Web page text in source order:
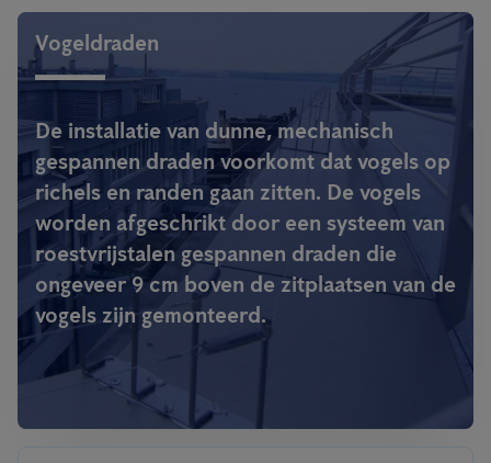
Vogeldraden
De installatie van dunne, mechanisch
gespannen draden voorkomt dat vogels op
richels en randen gaan zitten. De vogels
worden afgeschrikt door een systeem van
roestvrijstalen gespannen draden die
ongeveer 9 cm boven de zitplaatsen van de
vogels zijn gemonteerd.